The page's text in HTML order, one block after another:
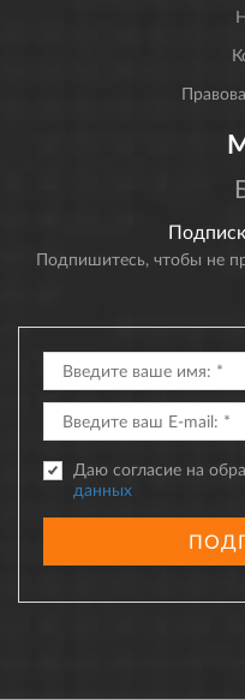
Подпишитесь, чтобы не
Даю согласие на
данных